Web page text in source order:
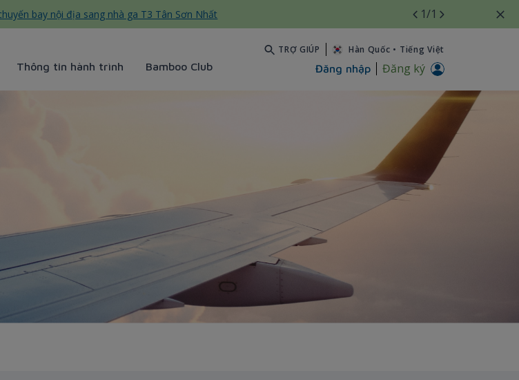
bay nội địa sang nhà ga T3 Tân Sơn Nhất 1/1
Thông tin hành trình Bamboo Club
TRỢ GIÚP Hàn Quốc • Tiếng Việt
Đăng nhập Đăng ký